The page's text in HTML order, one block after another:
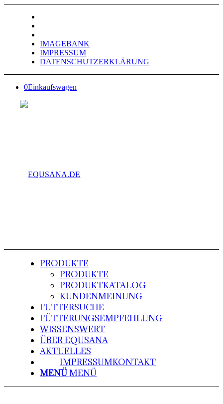
IMAGEBANK
IMPRESSUM
DATENSCHUTZERKLÄRUNG
0Einkaufswagen
PRODUKTE
PRODUKTE
PRODUKTKATALOG
KUNDENMEINUNG
FUTTERSUCHE
FÜTTERUNGSEMPFEHLUNG
WISSENSWERT
ÜBER EQUSANA
AKTUELLES
KONTAKT
IMPRESSUM
MENÜ MENÜ